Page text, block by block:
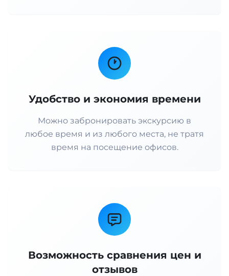
Удобство и экономия времени
Можно забронировать экскурсию в
любое время и из любого места, не тратя
время на посещение офисов.
Возможность сравнения цен и
отзывов